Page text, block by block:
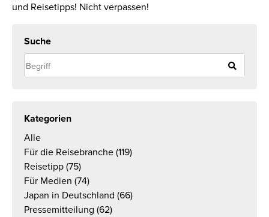
und Reisetipps! Nicht verpassen!
Suche
Kategorien
Alle
Für die Reisebranche (119)
Reisetipp (75)
Für Medien (74)
Japan in Deutschland (66)
Pressemitteilung (62)